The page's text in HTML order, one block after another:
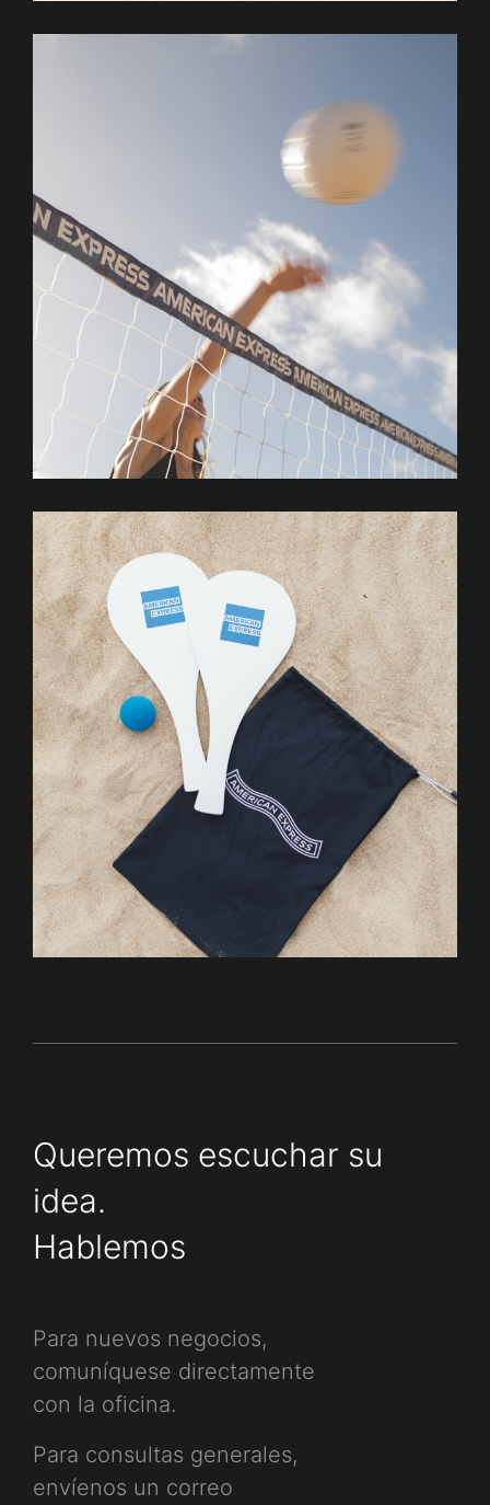
Queremos escuchar su
idea.
Hablemos
Para nuevos negocios,
comuníquese directamente
con la oficina.
Para consultas generales,
envíenos un correo